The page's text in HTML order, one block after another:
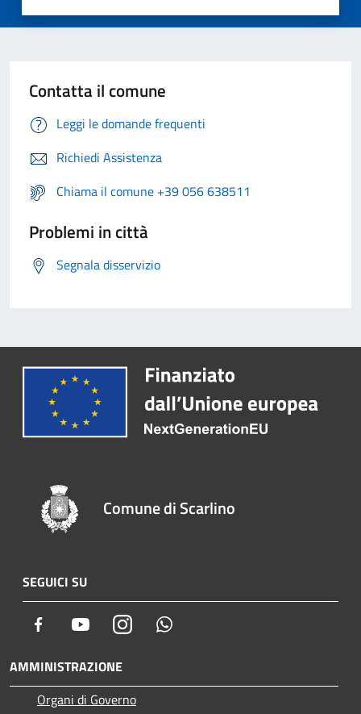
Contatta il comune
Leggi le domande frequenti
Richiedi Assistenza
Chiama il comune +39 056 638511
Problemi in città
Segnala disservizio
Comune di Scarlino
SEGUICI SU
Facebook YoutubeInstagram
AMMINISTRAZIONE
Organi di Governo